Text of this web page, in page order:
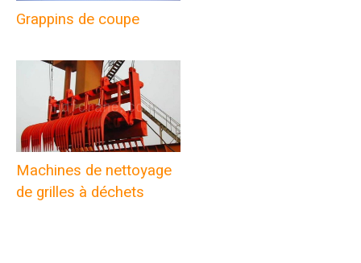
Grappins de coupe
Machines de nettoyage
de grilles à déchets